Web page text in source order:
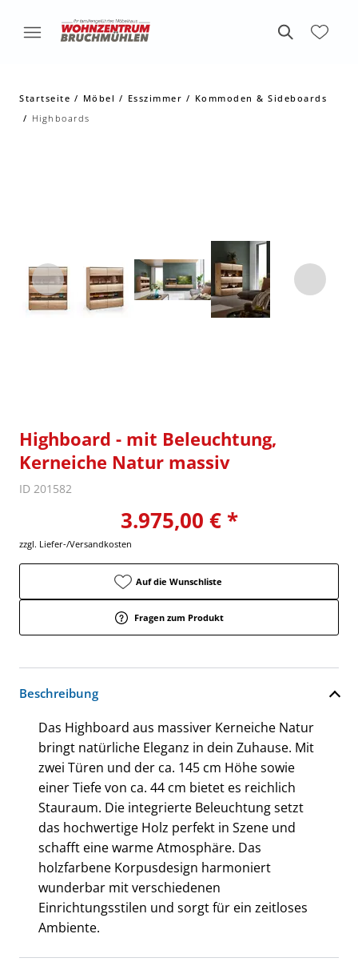
Startseite Möbel Esszimmer
Kommoden & Sideboards
Highboards
Highboard - mit Beleuchtung,
Kerneiche Natur massiv
ID 201582
3.975,00 € *
zzgl. Liefer-/Versandkosten
Auf die Wunschliste
Fragen zum Produkt
Beschreibung
Das Highboard aus massiver Kerneiche Natur
bringt natürliche Eleganz in dein Zuhause. Mit
zwei Türen und der ca. 145 cm Höhe sowie
einer Tiefe von ca. 44 cm bietet es reichlich
Stauraum. Die integrierte Beleuchtung setzt
das hochwertige Holz perfekt in Szene und
schafft eine warme Atmosphäre. Das
holzfarbene Korpusdesign harmoniert
wunderbar mit verschiedenen
Einrichtungsstilen und sorgt für ein zeitloses
Ambiente.